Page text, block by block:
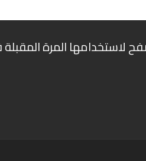
لاستخدامها المرة